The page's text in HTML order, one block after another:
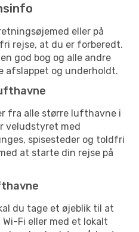
eller på
rejse, at du er forberedt.
god bog og alle andre
og underholdt.
fra alle større lufthavne i
veludstyret med
spisesteder og toldfri
at starte din rejse på
du tage et øjeblik til at
Fi eller med et lokalt